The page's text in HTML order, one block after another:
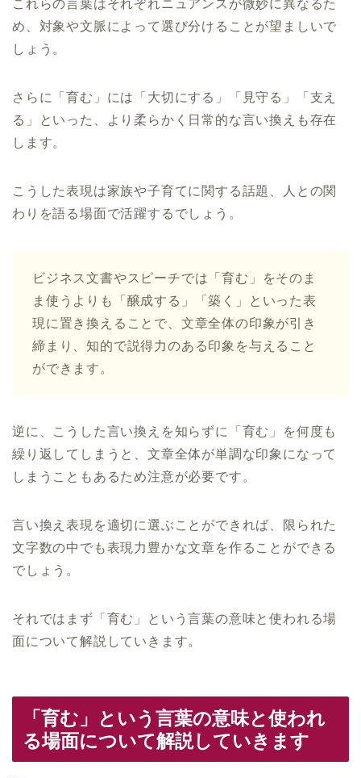
これらの言葉はそれぞれニュアンスが微妙に異なるた
め、対象や文脈によって選び分けることが望ましいで
しょう。
さらに「育む」には「大切にする」「見守る」「支え
る」といった、より柔らかく日常的な言い換えも存在
します。
こうした表現は家族や子育てに関する話題、人との関
わりを語る場面で活躍するでしょう。
ビジネス文書やスピーチでは「育む」をそのま
ま使うよりも「醸成する」「築く」といった表
現に置き換えることで、文章全体の印象が引き
締まり、知的で説得力のある印象を与えること
ができます。
逆に、こうした言い換えを知らずに「育む」を何度も
繰り返してしまうと、文章全体が単調な印象になって
しまうこともあるため注意が必要です。
言い換え表現を適切に選ぶことができれば、限られた
文字数の中でも表現力豊かな文章を作ることができる
でしょう。
それではまず「育む」という言葉の意味と使われる場
面について解説していきます。
「育む」という言葉の意味と使われ
る場面について解説していきます